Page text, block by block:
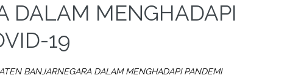
DALAM MENGHADAPI
19
BANJARNEGARA DALAM MENGHADAPI PANDEMI